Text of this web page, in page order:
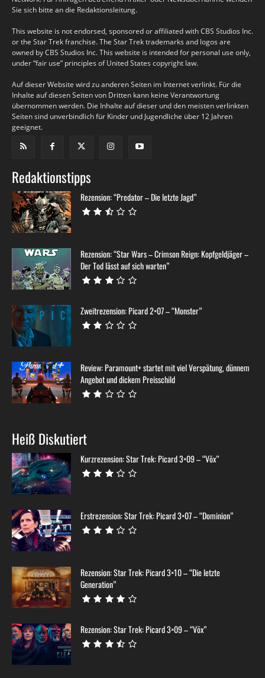
Sie sich bitte an die Redaktionsleitung.
This website is not endorsed, sponsored or affiliated with CBS Studios Inc.
or the Star Trek franchise. The Star Trek trademarks and logos are
owned by CBS Studios Inc. This website is intended for personal use only,
under “fair use” principles of United States copyright law.
Auf dieser Website wird zu anderen Seiten im Internet verlinkt. Für die
Inhalte auf diesen Seiten von Dritten kann keine Verantwortung
übernommen werden. Die Inhalte auf dieser und den meisten verlinkten
Seiten sind unverbindlich für Kinder und Jugendliche über 12 Jahren
geeignet.
Redaktionstipps
Rezension: “Predator – Die letzte Jagd”
Rezension: “Star Wars – Crimson Reign: Kopfgeldjäger –
Der Tod lässt auf sich warten”
Zweitrezension: Picard 2×07 – “Monster”
Review: Paramount+ startet mit viel Verspätung, dünnem
Angebot und dickem Preisschild
Heiß Diskutiert
Kurzrezension: Star Trek: Picard 3×09 – “Võx”
Erstrezension: Star Trek: Picard 3×07 – “Dominion”
Rezension: Star Trek: Picard 3×10 – “Die letzte
Generation”
Rezension: Star Trek: Picard 3×09 – “Võx”